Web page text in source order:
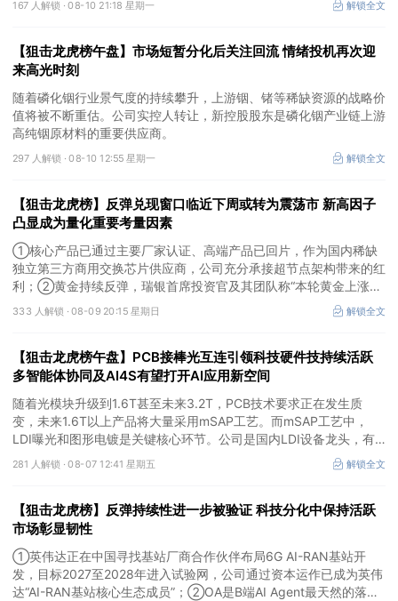
款，公司作为出品方受热钱追捧。
167 人解锁 ·08-10 21:18 星期一 解锁全文
【狙击龙虎榜午盘】市场短暂分化后关注回流 情绪投机再次迎
来高光时刻
随着磷化铟行业景气度的持续攀升，上游铟、锗等稀缺资源的战略价
值将被不断重估。公司实控人转让，新控股股东是磷化铟产业链上游
高纯铟原材料的重要供应商。
297 人解锁 ·08-10 12:55 星期一 解锁全文
【狙击龙虎榜】反弹兑现窗口临近下周或转为震荡市 新高因子
凸显成为量化重要考量因素
①核心产品已通过主要厂家认证、高端产品已回片，作为国内稀缺
独立第三方商用交换芯片供应商，公司充分承接超节点架构带来的红
利；②黄金持续反弹，瑞银首席投资官及其团队称“本轮黄金上涨行
情拥有基本面支撑，预计2027年上半年金价将向每盎司5000美元迈
进”。
333 人解锁 ·08-09 20:15 星期日 解锁全文
【狙击龙虎榜午盘】PCB接棒光互连引领科技硬件技持续活跃
多智能体协同及AI4S有望打开AI应用新空间
随着光模块升级到1.6T甚至未来3.2T，PCB技术要求正在发生质
变，未来1.6T以上产品将大量采用mSAP工艺。而mSAP工艺中，
LDI曝光和图形电镀是关键核心环节。公司是国内LDI设备龙头，有
望凭借其解析度更高的LDI技术，成为不可或缺的关键“铲子股”。
281 人解锁 ·08-07 12:41 星期五 解锁全文
【狙击龙虎榜】反弹持续性进一步被验证 科技分化中保持活跃
市场彰显韧性
①英伟达正在中国寻找基站厂商合作伙伴布局6G AI-RAN基站开
发，目标2027至2028年进入试验网，公司通过资本运作已成为英伟
达“AI-RAN基站核心生态成员”；②OA是B端AI Agent最天然的落地